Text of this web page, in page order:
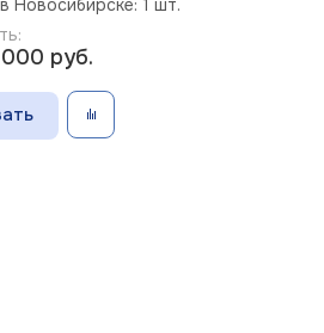
Новосибирске: 1 шт.
руб.